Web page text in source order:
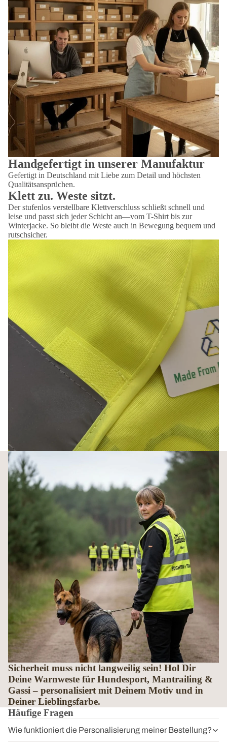
Handgefertigt in unserer Manufaktur
Gefertigt in Deutschland mit Liebe zum Detail und höchsten
Qualitätsansprüchen.
Klett zu. Weste sitzt.
Der stufenlos verstellbare Klettverschluss schließt schnell und
leise und passt sich jeder Schicht an—vom T-Shirt bis zur
Winterjacke. So bleibt die Weste auch in Bewegung bequem und
rutschsicher.
Sicherheit muss nicht langweilig sein! Hol Dir
Deine Warnweste für Hundesport, Mantrailing &
Gassi – personalisiert mit Deinem Motiv und in
Deiner Lieblingsfarbe.
Häufige Fragen
Wie funktioniert die Personalisierung meiner Bestellung?